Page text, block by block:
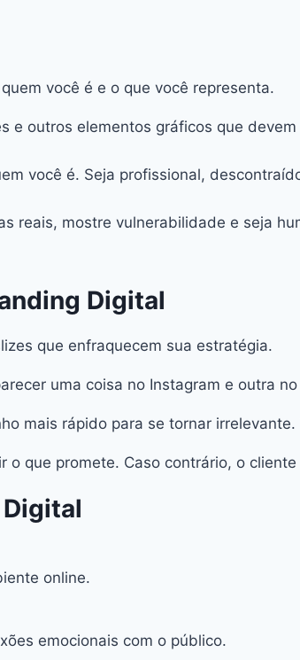
você é e o que você representa.
e outros elementos gráficos que
você é. Seja profissional,
reais, mostre vulnerabilidade e seja
Digital
que enfraquecem sua estratégia.
uma coisa no Instagram e outra
mais rápido para se tornar
o que promete. Caso contrário, o
online.
emocionais com o público.